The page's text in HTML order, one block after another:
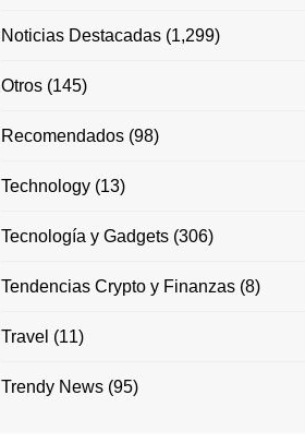
Noticias Destacadas (1,299)
Otros (145)
Recomendados (98)
Technology (13)
Tecnología y Gadgets (306)
Tendencias Crypto y Finanzas (8)
Travel (11)
Trendy News (95)